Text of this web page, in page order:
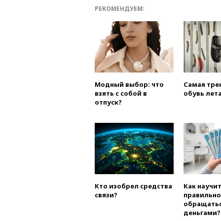
РЕКОМЕНДУЕМ:
Модный выбор: что
взять с собой в
отпуск?
Самая
обувь
Кто изобрел средства
связи?
Как
правильно
деньгами?